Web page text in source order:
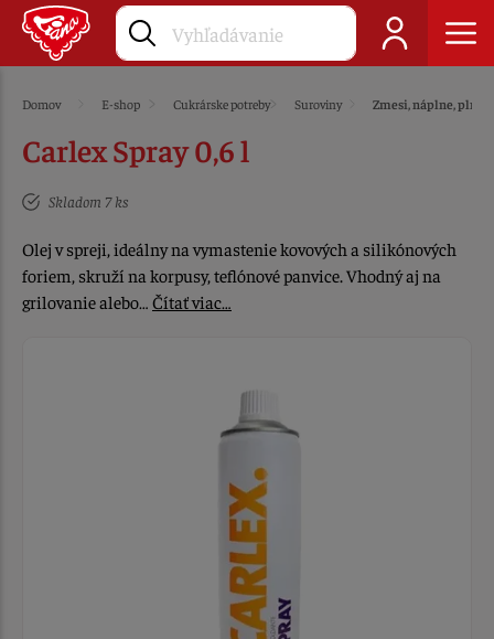
Domov E-shop Cukrárske potreby Suroviny Zmesi, náplne, plnky
Carlex Spray 0,6 l
Skladom 7 ks
Olej v spreji, ideálny na vymastenie kovových a silikónových
foriem, skruží na korpusy, teflónové panvice. Vhodný aj na
grilovanie alebo… Čítať viac…